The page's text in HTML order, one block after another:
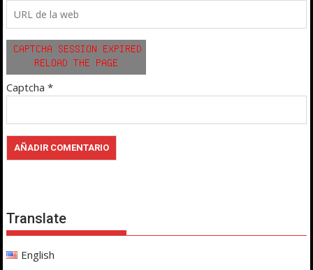
Captcha *
Translate
English